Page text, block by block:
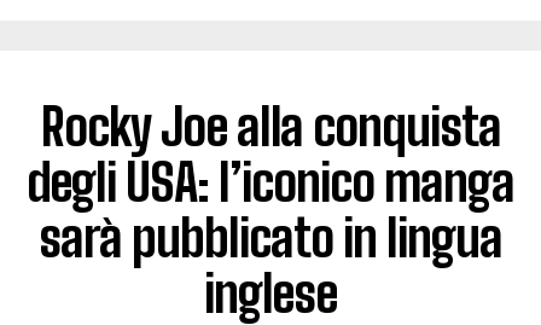
Rocky Joe alla conquista
degli USA: l’iconico manga
sarà pubblicato in lingua
inglese